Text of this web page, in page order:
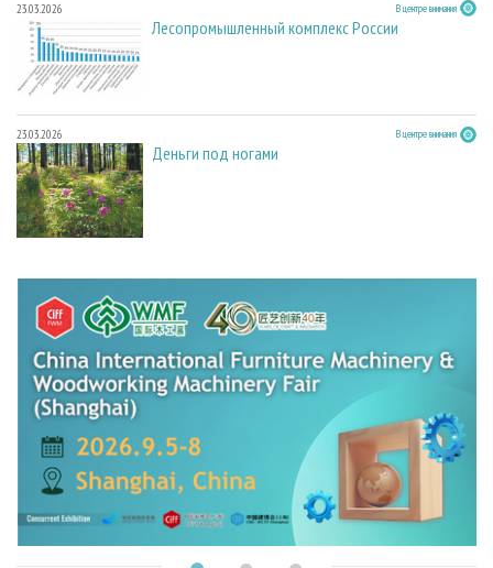
23.03.2026 В центре внимания
Лесопромышленный комплекс России
23.03.2026 В центре внимания
Деньги под ногами